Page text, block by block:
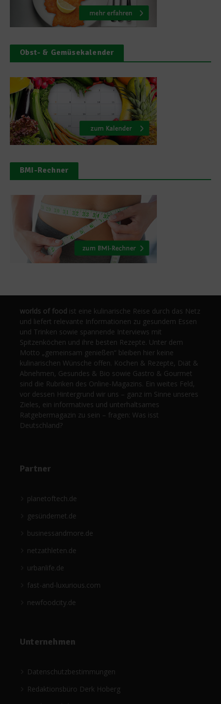
Obst- & Gemüsekalender
BMI-Rechner
worlds of food ist eine kulinarische Reise durch das Netz
und liefert relevante Informationen zu gesundem Essen
und Trinken sowie spannende Interviews mit
Spitzenköchen und ihre besten Rezepte. Unter dem
Motto „gemeinsam genießen“ bleiben hier keine
kulinarischen Wünsche offen. Kochen & Rezepte, Diät &
Abnehmen, Gesundes & Bio sowie Gastro & Gourmet
sind die Rubriken des Online-Magazins. Ein weites Feld,
vor dessen Hintergrund wir uns – ganz im Sinne unseres
Zieles, ein informatives und unterhaltsames
Ratgebermagazin zu sein – fragen: Was isst
Deutschland?
Partner
planetoftech.de
gesündernet.de
businessandmore.de
netzathleten.de
urbanlife.de
fast-and-luxurious.com
newfoodcity.de
Unternehmen
Datenschutzbestimmungen
Redaktionsbüro Derk Hoberg